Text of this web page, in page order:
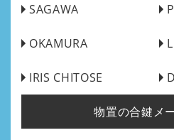
SAGAWA
OKAMURA
IRIS CHITOSE
物置の合鍵メ